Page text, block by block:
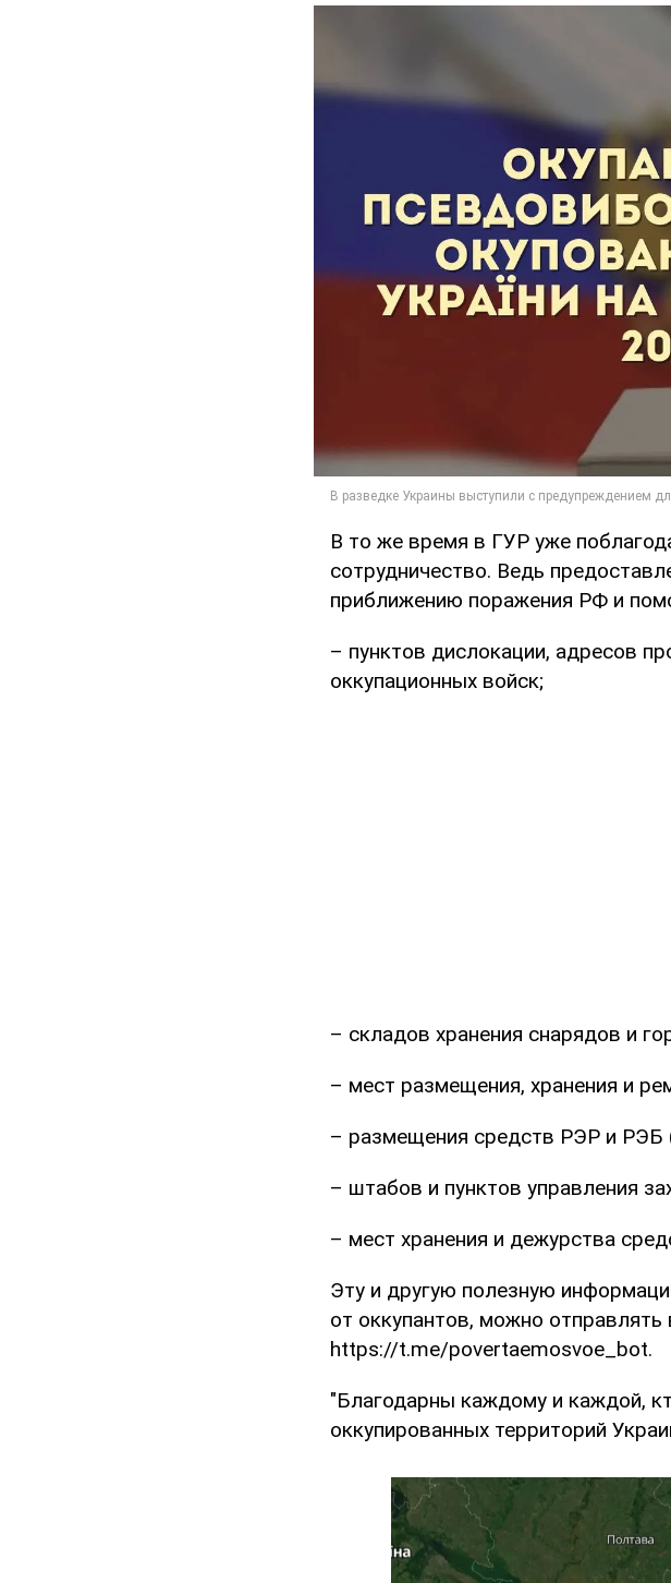
В то же время в ГУР уже
сотрудничество. Ведь
приближению поражения РФ и
– пунктов дислокации, адресов
оккупационных войск;
– складов хранения снарядов и
– мест размещения, хранения и
– размещения средств РЭР и РЭБ
– штабов и пунктов управления
– мест хранения и дежурства
Эту и другую полезную
от оккупантов, можно отправлять
https://t.me/povertaemosvoe_bot.
"Благодарны каждому и каждой,
оккупированных территорий